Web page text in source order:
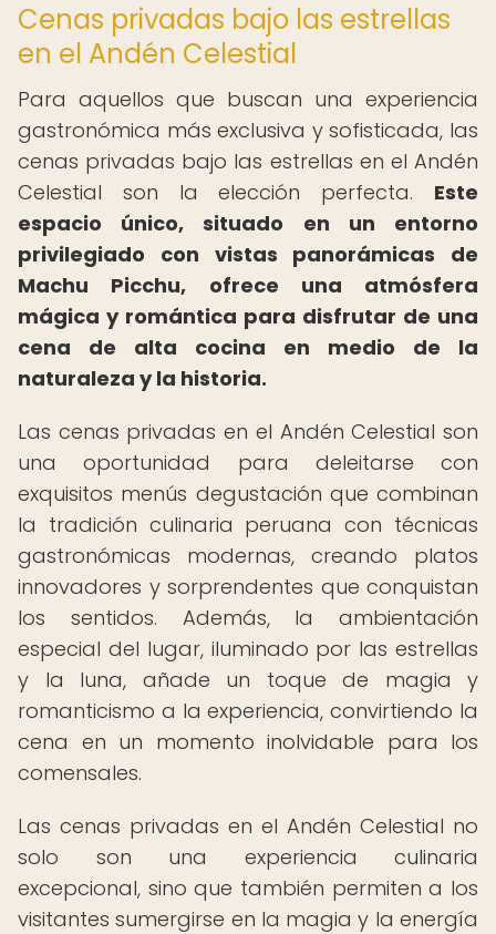
Cenas privadas bajo las estrellas
en el Andén Celestial
Para aquellos que buscan una experiencia
gastronómica más exclusiva y sofisticada, las
cenas privadas bajo las estrellas en el Andén
Celestial son la elección perfecta. Este
espacio único, situado en un entorno
privilegiado con vistas panorámicas de
Machu Picchu, ofrece una atmósfera
mágica y romántica para disfrutar de una
cena de alta cocina en medio de la
naturaleza y la historia.
Las cenas privadas en el Andén Celestial son
una oportunidad para deleitarse con
exquisitos menús degustación que combinan
la tradición culinaria peruana con técnicas
gastronómicas modernas, creando platos
innovadores y sorprendentes que conquistan
los sentidos. Además, la ambientación
especial del lugar, iluminado por las estrellas
y la luna, añade un toque de magia y
romanticismo a la experiencia, convirtiendo la
cena en un momento inolvidable para los
comensales.
Las cenas privadas en el Andén Celestial no
solo son una experiencia culinaria
excepcional, sino que también permiten a los
visitantes sumergirse en la magia y la energía